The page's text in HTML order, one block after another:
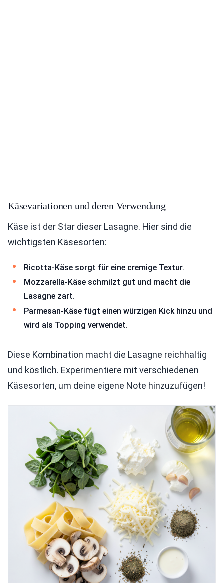
Käsevariationen und deren Verwendung
Käse ist der Star dieser Lasagne. Hier sind die
wichtigsten Käsesorten:
Ricotta-Käse sorgt für eine cremige Textur.
Mozzarella-Käse schmilzt gut und macht die
Lasagne zart.
Parmesan-Käse fügt einen würzigen Kick hinzu und
wird als Topping verwendet.
Diese Kombination macht die Lasagne reichhaltig
und köstlich. Experimentiere mit verschiedenen
Käsesorten, um deine eigene Note hinzuzufügen!